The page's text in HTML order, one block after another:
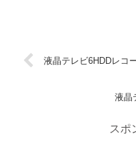
液晶テレビ6HDDレコ
液晶
スポ